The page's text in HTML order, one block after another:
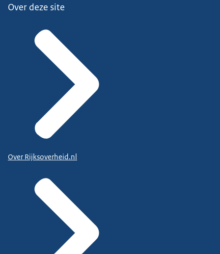
Over deze site
Over Rijksoverheid.nl